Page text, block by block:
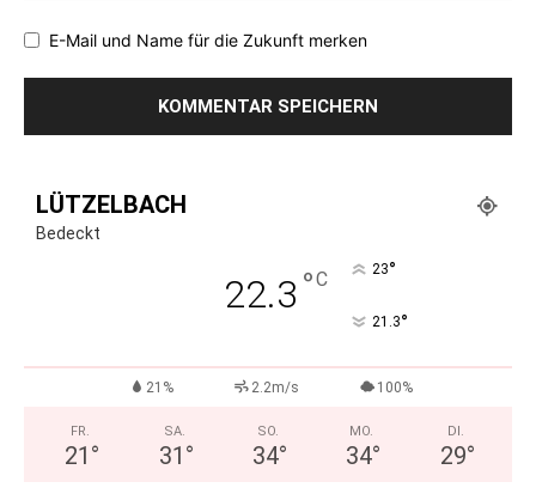
E-Mail und Name für die Zukunft merken
LÜTZELBACH
Bedeckt
22.3 °C 23°
21.3°
21% 2.2m/s 100%
FR.
21 °
SA.
31 °
SO.
34°
MO.
34°
DI.
29°